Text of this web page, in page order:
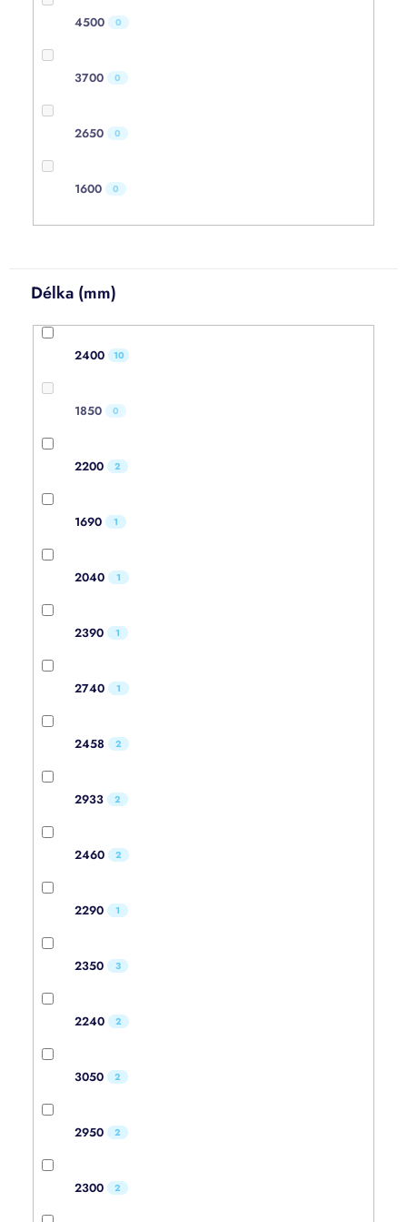
4500 0
3700 0
2650 0
1600 0
Délka (mm)
2400 10
1850 0
2200 2
1690 1
2040 1
2390 1
2740 1
2458 2
2933 2
2460 2
2290 1
2350 3
2240 2
3050 2
2950 2
2300 2